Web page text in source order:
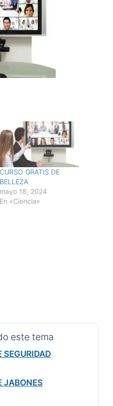
CURSO GRATIS DE
BELLEZA
mayo 18, 2024
En «Ciencia»
este tema
SEGURIDAD
JABONES